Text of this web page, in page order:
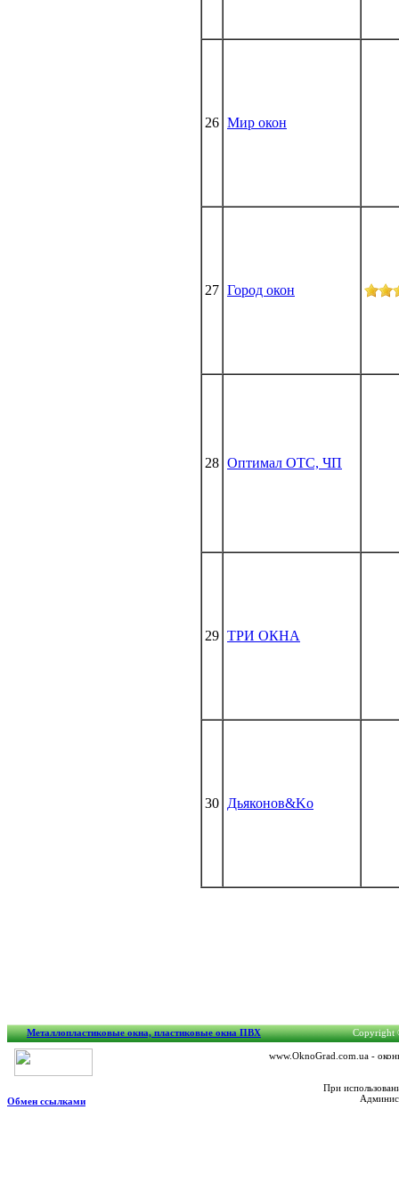
26 Мир окон
27 Город окон
28 Оптимал ОТС, ЧП
29 ТРИ ОКНА
30 Дьяконов&Ko
Металлопластиковые окна, пластиковые окна ПВХ Copyright
www.OknoGrad.com.ua -
При
Обмен ссылками